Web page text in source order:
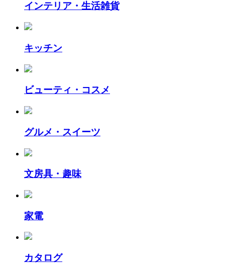
インテリア・生活雑貨
キッチン
ビューティ・コスメ
グルメ・スイーツ
文房具・趣味
家電
カタログ